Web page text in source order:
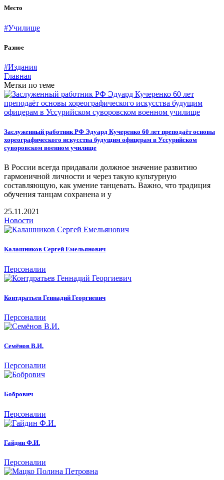
Место
#Училище
Разное
#Издания
Главная
Метки по теме
Заслуженный работник РФ Эдуард Кучеренко 60 лет преподаёт основы
хореографического искусства будущим офицерам в Уссурийском
суворовском военном училище
В России всегда придавали должное значение развитию
гармоничной личности и через такую культурную
составляющую, как умение танцевать. Важно, что традиция
обучения танцам сохранена и у
25.11.2021
Новости
Калашников Сергей Емельянович
Персоналии
Контдратьев Геннадий Георгиевич
Персоналии
Семёнов В.И.
Персоналии
Бобрович
Персоналии
Гайдин Ф.И.
Персоналии